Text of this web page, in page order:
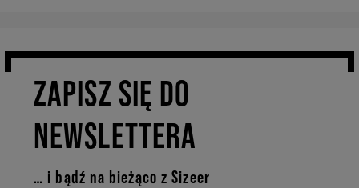
ZAPISZ SIĘ DO
NEWSLETTERA
… i bądź na bieżąco z Sizeer